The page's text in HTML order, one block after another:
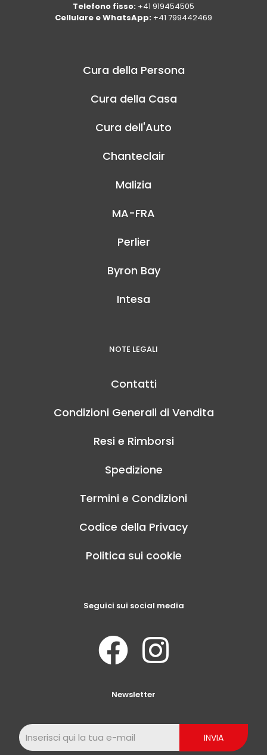
Telefono fisso: +41 919454505
Cellulare e WhatsApp: +41 799442469
Cura della Persona
Cura della Casa
Cura dell'Auto
Chanteclair
Malizia
MA-FRA
Perlier
Byron Bay
Intesa
NOTE LEGALI
Contatti
Condizioni Generali di Vendita
Resi e Rimborsi
Spedizione
Termini e Condizioni
Codice della Privacy
Politica sui cookie
Seguici sui social media
Newsletter